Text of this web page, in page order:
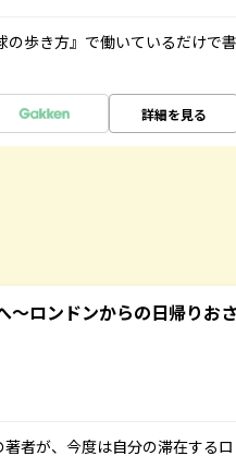
歩き方』で働いているだけで書
詳細を見る
～ロンドンからの日帰りおさ
者が、今度は自分の滞在するロ